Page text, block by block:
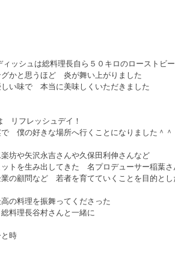
ィッシュは総料理長自ら５０キロのローストビ
かと思うほど　炎が舞い上がりました
い味で　本当に美味しくいただきました
　リフレッシュデイ！
　僕の好きな場所へ行くことになりました＾＾
坊や矢沢永吉さんや久保田利伸さんなど
トを生み出してきた　名プロデューサー稲葉さ
の顧問など　若者を育てていくことを目的と
の料理を振舞ってくださった
料理長谷村さんと一緒に
時